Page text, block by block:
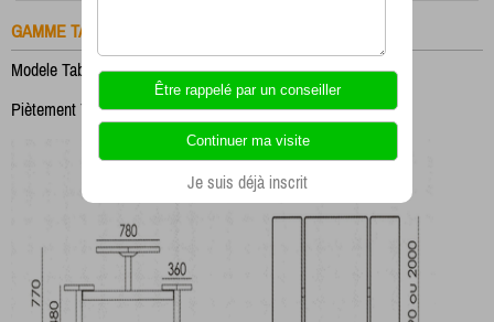
GAMME TABLE
Modele Table Plateau 1190 x 780
Piètement 70 x 70
Je suis déjà inscrit